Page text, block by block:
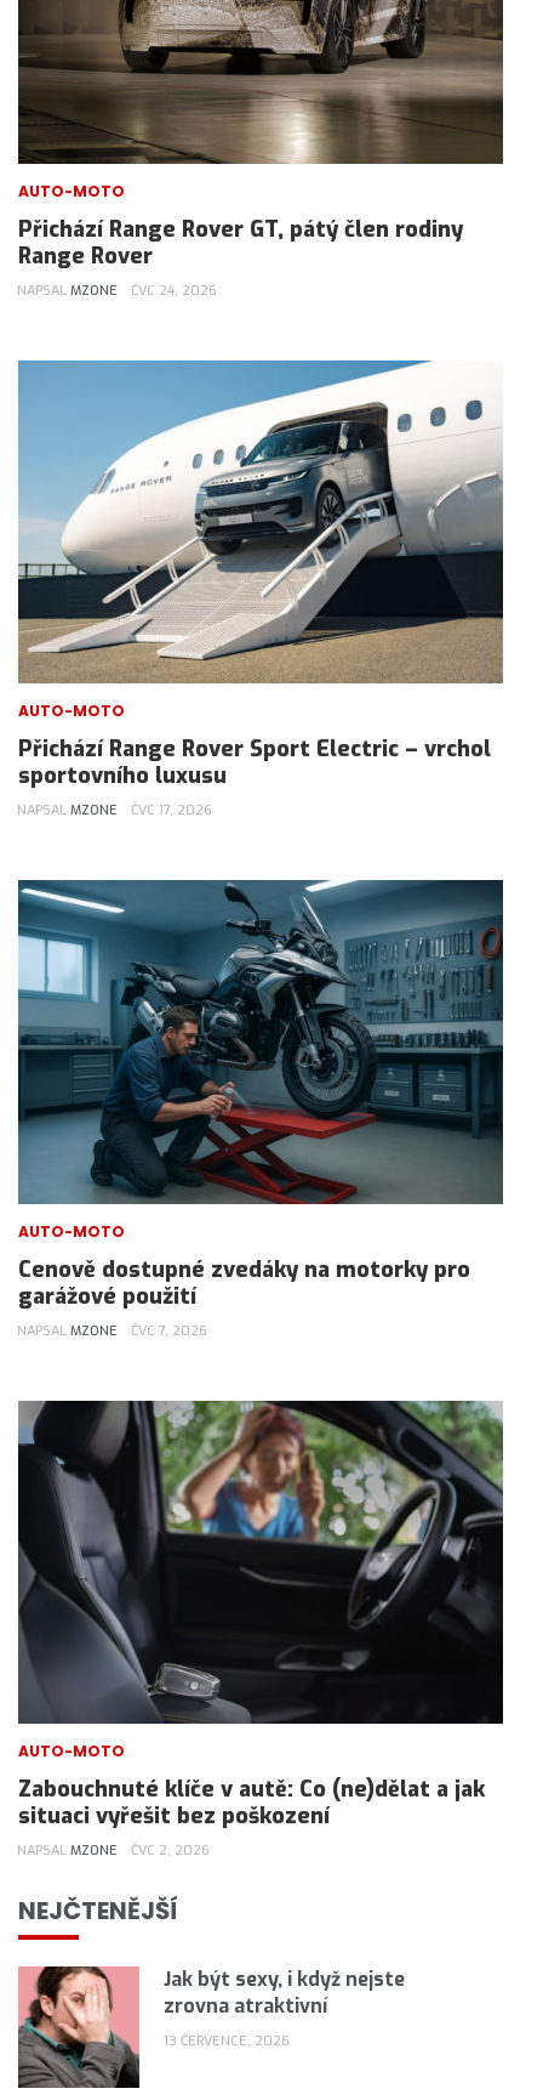
AUTO-MOTO
Přichází Range Rover GT, pátý člen rodiny
Range Rover
NAPSAL MZONE ČVC 24, 2026
AUTO-MOTO
Přichází Range Rover Sport Electric – vrchol
sportovního luxusu
NAPSAL MZONE ČVC 17, 2026
AUTO-MOTO
Cenově dostupné zvedáky na motorky pro
garážové použití
NAPSAL MZONE ČVC 7, 2026
AUTO-MOTO
Zabouchnuté klíče v autě: Co (ne)dělat a jak
situaci vyřešit bez poškození
NAPSAL MZONE ČVC 2, 2026
NEJČTENĚJŠÍ
Jak být sexy, i když nejste
zrovna atraktivní
13 ČERVENCE, 2026